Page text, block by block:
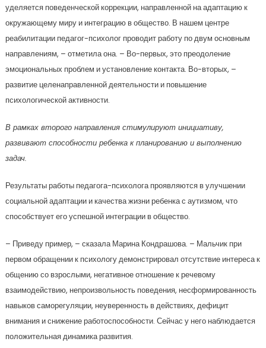
уделяется поведенческой коррекции, направленной на адаптацию к
окружающему миру и интеграцию в общество. В нашем центре
реабилитации педагог-психолог проводит работу по двум основным
направлениям, – отметила она. – Во-первых, это преодоление
эмоциональных проблем и установление контакта. Во-вторых, –
развитие целенаправленной деятельности и повышение
психологической активности.
В рамках второго направления стимулируют инициативу,
развивают способности ребенка к планированию и выполнению
задач.
Результаты работы педагога-психолога проявляются в улучшении
социальной адаптации и качества жизни ребенка с аутизмом, что
способствует его успешной интеграции в общество.
– Приведу пример, – сказала Марина Кондрашова. – Мальчик при
первом обращении к психологу демонстрировал отсутствие интереса к
общению со взрослыми, негативное отношение к речевому
взаимодействию, непроизвольность поведения, несформированность
навыков саморегуляции, неуверенность в действиях, дефицит
внимания и снижение работоспособности. Сейчас у него наблюдается
положительная динамика развития.